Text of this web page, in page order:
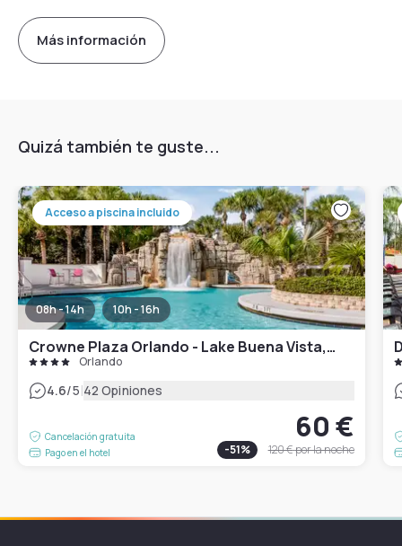
Más información
Quizá también te guste...
Acceso a piscina incluido
08h - 14h 10h - 16h
Crowne Plaza Orlando - Lake Buena Vista, an IHG Hotel
Orlando
4.6/5|42 Opiniones
Cancelación gratuita
Pago en el hotel
60 €
-51% 120 €por la noche